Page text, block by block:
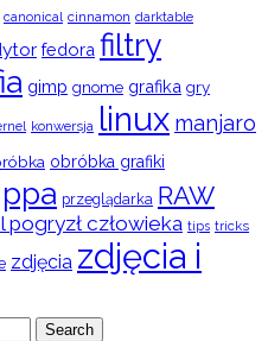
canonical cinnamon darktable
fedora filtry
gimp gnome grafika gry
konwersja linux manjaro
obróbka grafiki
ppa przeglądarka RAW
pogryzł człowieka tips tricks
zdjęcia zdjęcia i
Search